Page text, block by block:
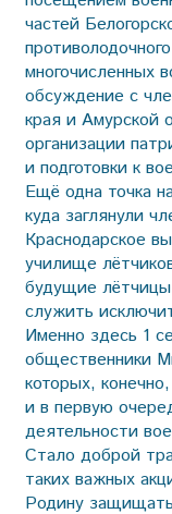
частей
многочисленных
обсуждение с
края и Амурской
организации
и подготовки к
Ещё одна точка
куда заглянули
Краснодарское
училище
будущие
служить
Именно здесь 1
общественники
которых,
и в первую
деятельности
Стало доброй
таких важных
Родину